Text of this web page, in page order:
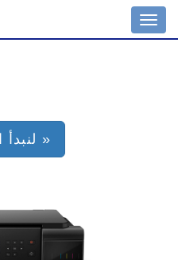
لنبدأ التشغيل »